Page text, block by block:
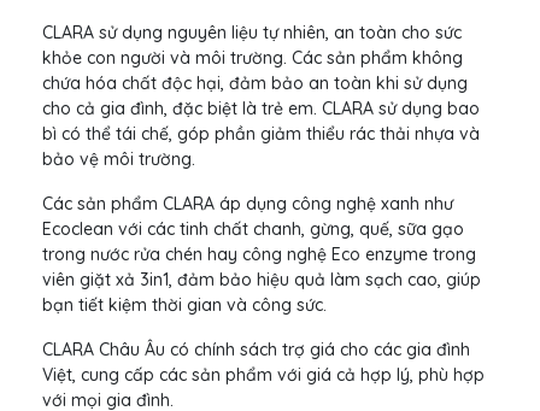
CLARA sử dụng nguyên liệu tự nhiên, an toàn cho sức
khỏe con người và môi trường. Các sản phẩm không
chứa hóa chất độc hại, đảm bảo an toàn khi sử dụng
cho cả gia đình, đặc biệt là trẻ em. CLARA sử dụng bao
bì có thể tái chế, góp phần giảm thiểu rác thải nhựa và
bảo vệ môi trường.
Các sản phẩm CLARA áp dụng công nghệ xanh như
Ecoclean với các tinh chất chanh, gừng, quế, sữa gạo
trong nước rửa chén hay công nghệ Eco enzyme trong
viên giặt xả 3in1, đảm bảo hiệu quả làm sạch cao, giúp
bạn tiết kiệm thời gian và công sức.
CLARA Châu Âu có chính sách trợ giá cho các gia đình
Việt, cung cấp các sản phẩm với giá cả hợp lý, phù hợp
với mọi gia đình.